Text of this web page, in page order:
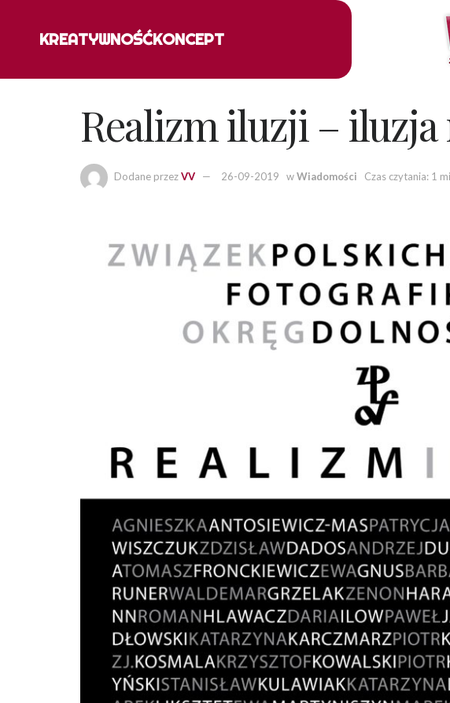
KREATYWNOŚĆKONCEPT
Realizm iluzji –
Dodane przezVV 26-09-2019 wWiadomości Czas czytania: 1